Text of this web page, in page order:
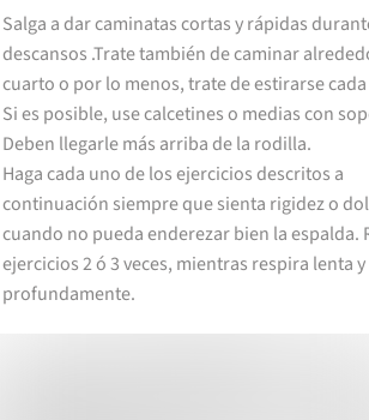
Salga a dar caminatas cortas y rápidas
descansos .Trate también de caminar
cuarto o por lo menos, trate de estirarse
Si es posible, use calcetines o medias con
Deben llegarle más arriba de la rodilla.
Haga cada uno de los ejercicios descritos a
continuación siempre que sienta rigidez o
cuando no pueda enderezar bien la espalda.
ejercicios 2 ó 3 veces, mientras respira lenta y
profundamente.